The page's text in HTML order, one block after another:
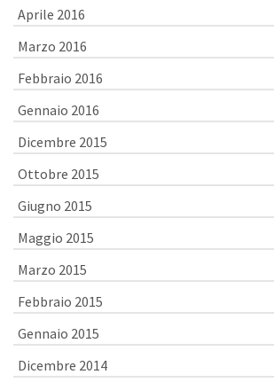
Aprile 2016
Marzo 2016
Febbraio 2016
Gennaio 2016
Dicembre 2015
Ottobre 2015
Giugno 2015
Maggio 2015
Marzo 2015
Febbraio 2015
Gennaio 2015
Dicembre 2014